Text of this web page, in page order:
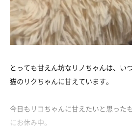
とっても甘えん坊なリノちゃんは、い
猫のリクちゃんに甘えています。
今日もリコちゃんに甘えたいと思った
にお休み中。